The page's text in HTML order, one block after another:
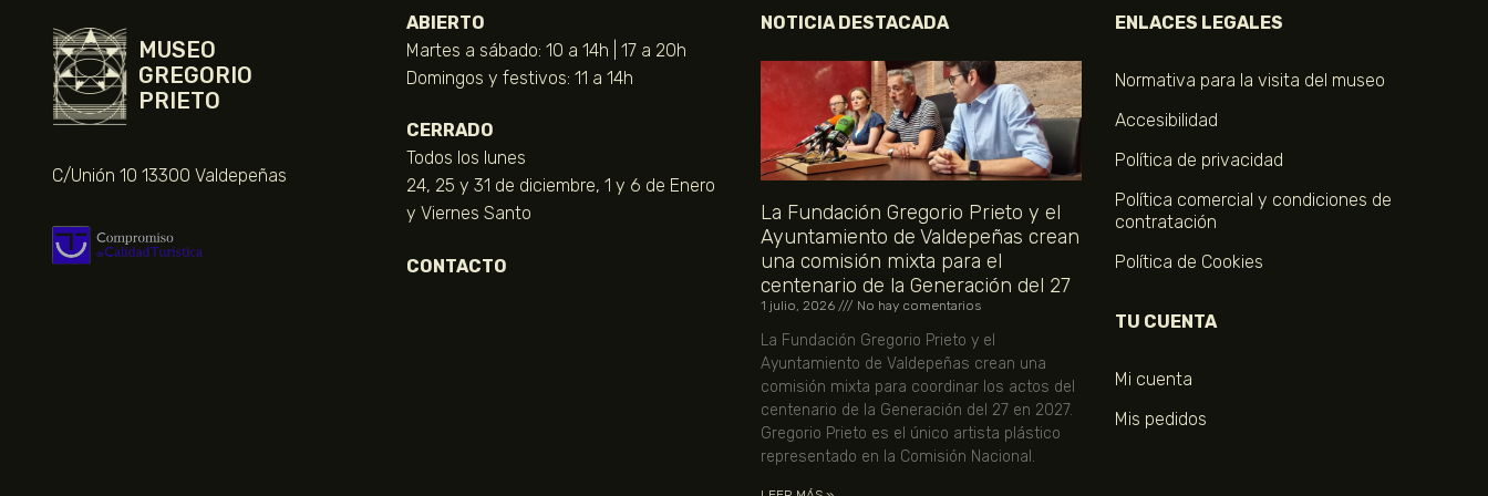
MUSEO
GREGORIO
PRIETO
C/Unión 10 13300 Valdepeñas
ABIERTO
Martes a sábado: 10 a 14h | 17 a 20h
Domingos y festivos: 11 a 14h
CERRADO
Todos los lunes
24, 25 y 31 de diciembre, 1 y 6 de Enero
y Viernes Santo
CONTACTO
NOTICIA DESTACADA
La Fundación Gregorio Prieto y el
Ayuntamiento de Valdepeñas crean
una comisión mixta para el
centenario de la Generación del 27
1 julio, 2026 No hay comentarios
La Fundación Gregorio Prieto y el
Ayuntamiento de Valdepeñas crean una
comisión mixta para coordinar los actos del
centenario de la Generación del 27 en 2027.
Gregorio Prieto es el único artista plástico
representado en la Comisión Nacional.
ENLACES LEGALES
Normativa para la visita del museo
Accesibilidad
Política de privacidad
Política comercial y condiciones de
contratación
Política de Cookies
TU CUENTA
Mi cuenta
Mis pedidos